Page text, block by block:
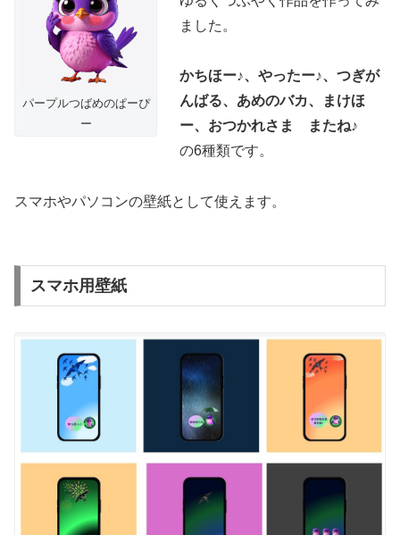
パープルつばめのぱーぴ
ー
ました。
かちほー♪、やったー♪、つぎが
んばる、あめのバカ、まけほ
ー、おつかれさま またね♪
の6種類です。
スマホやパソコンの壁紙として使えます。
スマホ用壁紙